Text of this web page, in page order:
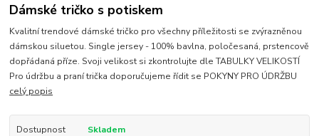
Dámské tričko s potiskem
Kvalitní trendové dámské tričko pro všechny příležitosti se zvýrazněnou
dámskou siluetou. Single jersey - 100% bavlna, poločesaná, prstencově
dopřádaná příze. Svoji velikost si zkontrolujte dle TABULKY VELIKOSTÍ
Pro údržbu a praní trička doporučujeme řídit se POKYNY PRO ÚDRŽBU
celý popis
Dostupnost
Skladem